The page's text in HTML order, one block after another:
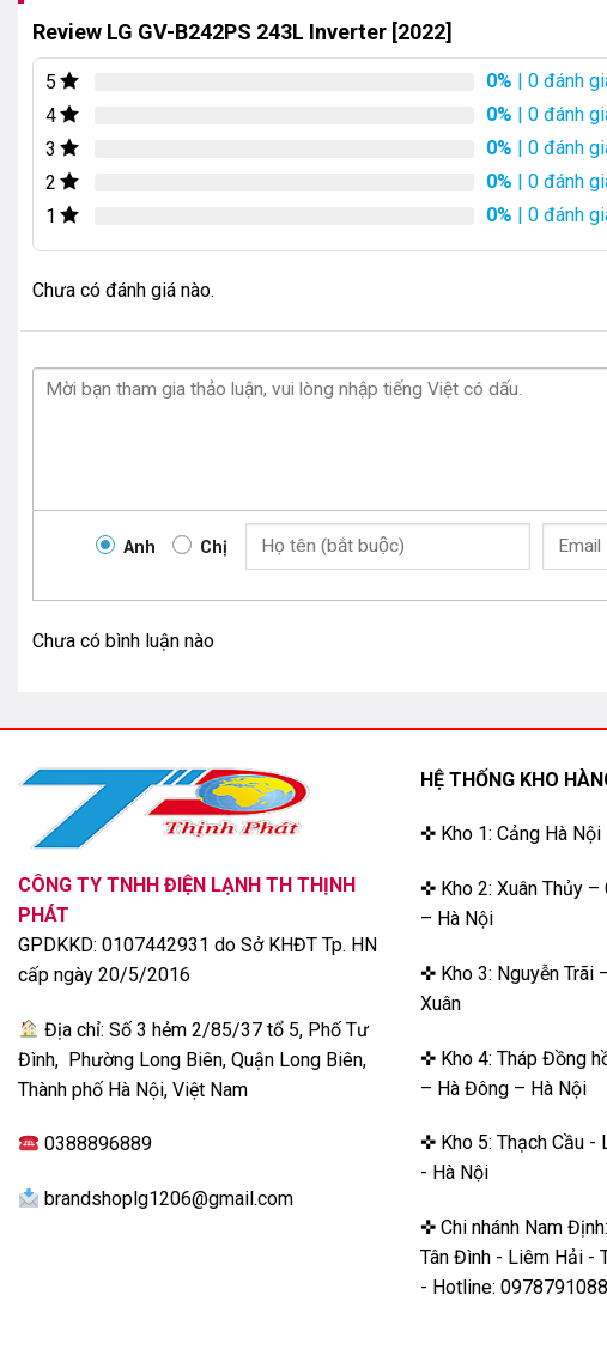
Review LG GV-B242PS 243L Inverter [2022]
5 0% | 0 đánh
4
0% | 0 đánh
3
0% | 0 đánh
2
0% | 0 đánh
1
0% | 0 đánh
Chưa có đánh giá nào.
Anh Chị
Chưa có bình luận nào
CÔNG TY TNHH ĐIỆN LẠNH TH THỊNH
PHÁT
GPDKKD: 0107442931 do Sở KHĐT Tp. HN
cấp ngày 20/5/2016
Địa chỉ: Số 3 hẻm 2/85/37 tổ 5, Phố Tư
Đình, Phường Long Biên, Quận Long Biên,
Thành phố Hà Nội, Việt Nam
0388896889
brandshoplg1206@gmail.com
HỆ THỐNG KHO
✜ Kho 1: Cảng Hà Nội
✜ Kho 2: Xuân Thủy –
– Hà Nội
✜ Kho 3: Nguyễn Trãi
Xuân
✜ Kho 4: Tháp Đồng
– Hà Đông – Hà Nội
✜ Kho 5: Thạch Cầu -
- Hà Nội
✜ Chi nhánh Nam
Tân Đình - Liêm Hải -
- Hotline: 0978791088